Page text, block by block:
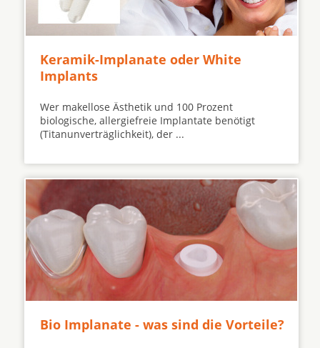
Keramik-Implanate oder White
Implants
Wer makellose Ästhetik und 100 Prozent
biologische, allergiefreie Implantate benötigt
(Titanunverträglichkeit), der ...
Bio Implanate - was sind die Vorteile?